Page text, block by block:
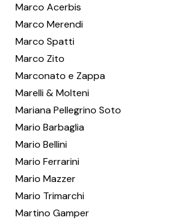
Marco Acerbis
Marco Merendi
Marco Spatti
Marco Zito
Marconato e Zappa
Marelli & Molteni
Mariana Pellegrino Soto
Mario Barbaglia
Mario Bellini
Mario Ferrarini
Mario Mazzer
Mario Trimarchi
Martino Gamper